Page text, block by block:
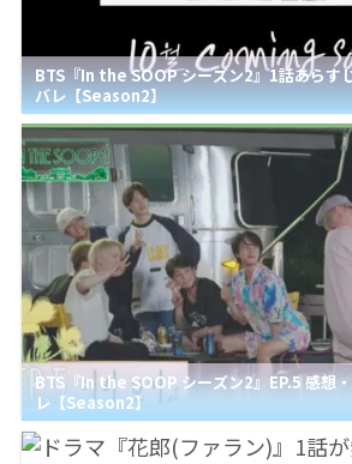
BTS『In the SOOP シーズン2』1話あらす
バレ【Season2】
BTS『In the SOOP シーズン2』EP.5 感想
レ【Season2】